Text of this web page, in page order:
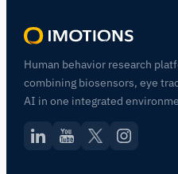
Human behavior research
combining biosensors, eye
AI in one integrated